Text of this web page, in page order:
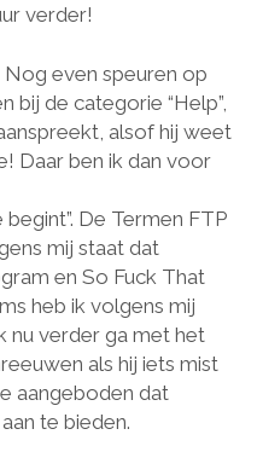
verder!
even speuren op
bij de categorie “Help”,
alsof hij weet
Daar ben ik dan voor
De Termen FTP
mij staat dat
en So Fuck That
heb ik volgens mij
nu verder ga met het
als hij iets mist
aangeboden dat
te bieden.